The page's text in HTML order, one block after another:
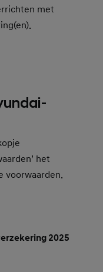
met
het
voorwaarden.
2025